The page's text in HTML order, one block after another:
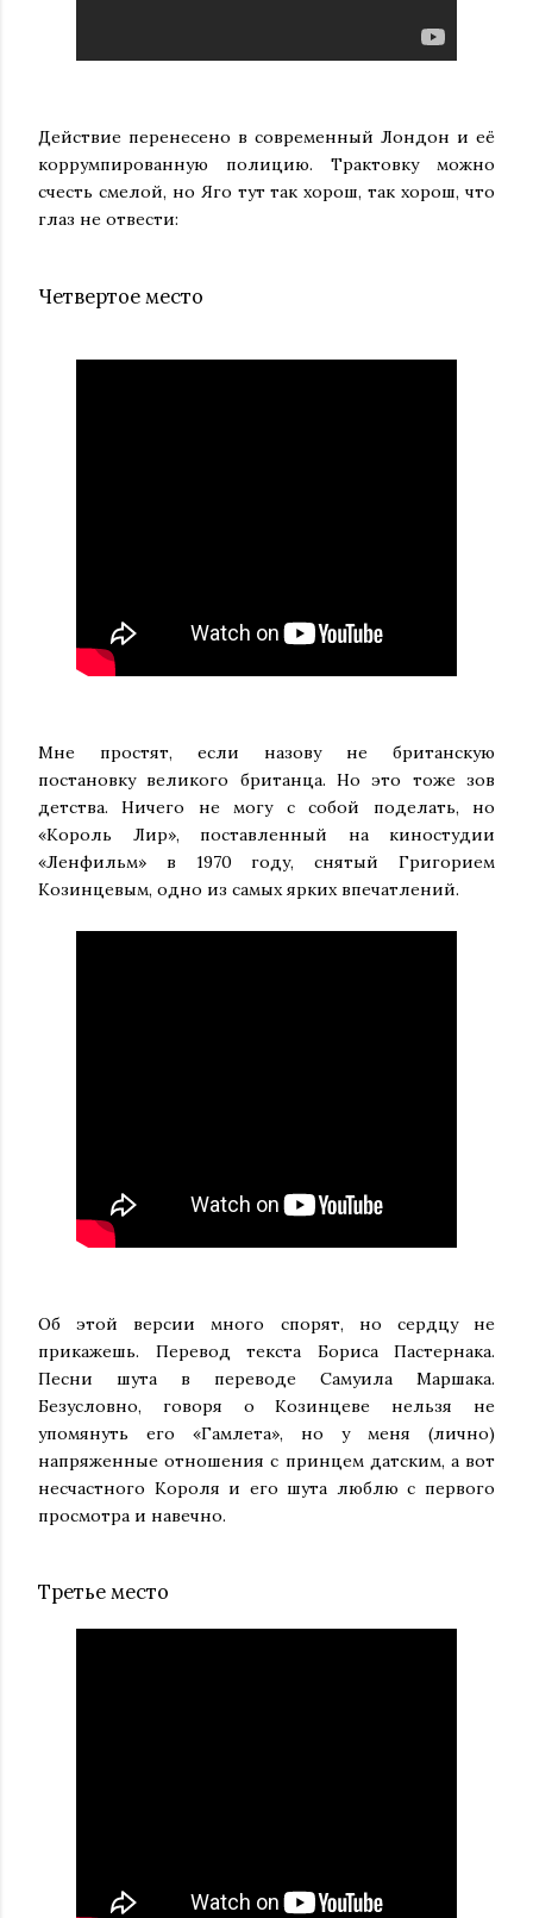
Действие перенесено в современный Лондон и её
коррумпированную полицию. Трактовку можно
счесть смелой, но Яго тут так хорош, так хорош, что
глаз не отвести:
Четвертое место
Мне простят, если назову не британскую
постановку великого британца. Но это тоже зов
детства. Ничего не могу с собой поделать, но
«Король Лир», поставленный на киностудии
«Ленфильм» в 1970 году, снятый Григорием
Козинцевым, одно из самых ярких впечатлений.
Об этой версии много спорят, но сердцу не
прикажешь. Перевод текста Бориса Пастернака.
Песни шута в переводе Самуила Маршака.
Безусловно, говоря о Козинцеве нельзя не
упомянуть его «Гамлета», но у меня (лично)
напряженные отношения с принцем датским, а вот
несчастного Короля и его шута люблю с первого
просмотра и навечно.
Третье место